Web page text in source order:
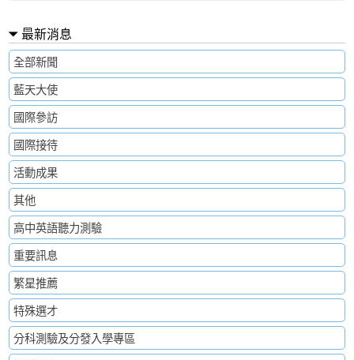
最新消息
全部新聞
藍天大使
國際參訪
國際接待
活動成果
其他
高中英語聽力測驗
重要訊息
繁星推薦
特殊選才
分科測驗及分發入學專區